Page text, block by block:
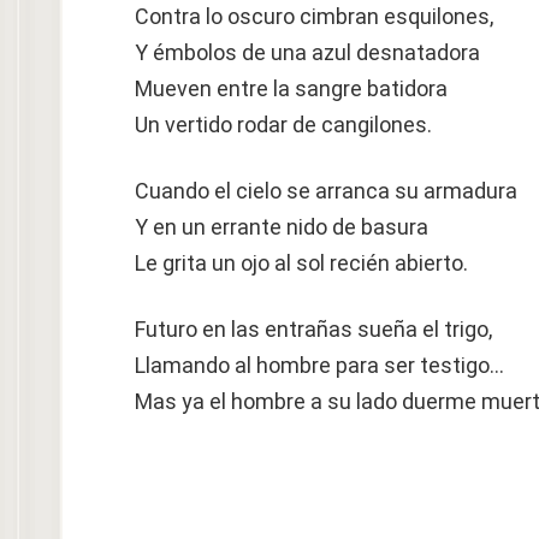
Contra lo oscuro cimbran esquilones,
Y émbolos de una azul desnatadora
Mueven entre la sangre batidora
Un vertido rodar de cangilones.
Cuando el cielo se arranca su armadura
Y en un errante nido de basura
Le grita un ojo al sol recién abierto.
Futuro en las entrañas sueña el trigo,
Llamando al hombre para ser testigo…
Mas ya el hombre a su lado duerme